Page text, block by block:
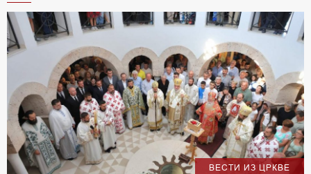
ВЕСТИ ИЗ ЦРКВЕ